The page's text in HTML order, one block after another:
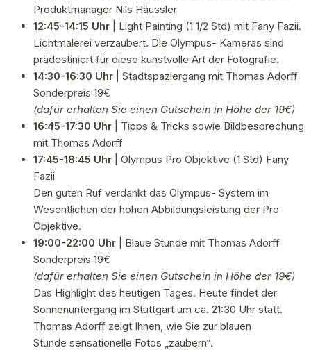
Produktmanager Nils Häussler
12:45-14:15 Uhr | Light Painting (1 1/2 Std) mit Fany Fazii.
Lichtmalerei verzaubert. Die Olympus- Kameras sind
prädestiniert für diese kunstvolle Art der Fotografie.
14:30-16:30 Uhr | Stadtspaziergang mit Thomas Adorff
Sonderpreis 19€
(dafür erhalten Sie einen Gutschein in Höhe der 19€)
16:45-17:30 Uhr | Tipps & Tricks sowie Bildbesprechung
mit Thomas Adorff
17:45-18:45 Uhr | Olympus Pro Objektive (1 Std) Fany
Fazii
Den guten Ruf verdankt das Olympus- System im
Wesentlichen der hohen Abbildungsleistung der Pro
Objektive.
19:00-22:00 Uhr | Blaue Stunde mit Thomas Adorff
Sonderpreis 19€
(dafür erhalten Sie einen Gutschein in Höhe der 19€)
Das Highlight des heutigen Tages. Heute findet der
Sonnenuntergang im Stuttgart um ca. 21:30 Uhr statt.
Thomas Adorff zeigt Ihnen, wie Sie zur blauen
Stunde sensationelle Fotos „zaubern“.